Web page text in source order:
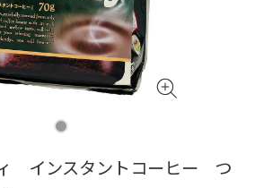
インスタントコーヒー つ